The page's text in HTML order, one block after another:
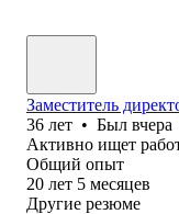
Заместитель
36 лет • Был вчера
Активно ищет
Общий опыт
20 лет 5 месяцев
Другие резюме